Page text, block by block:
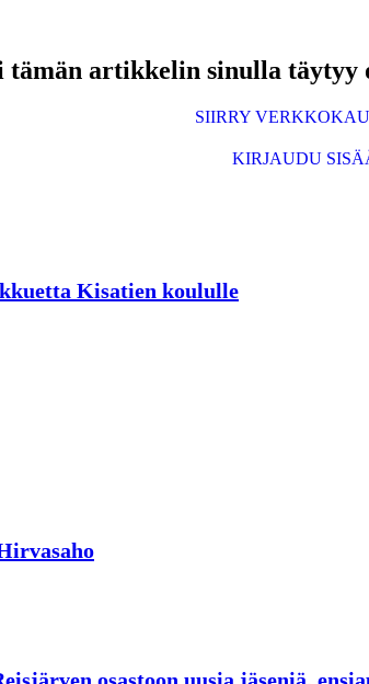
tämän artikkelin sinulla täytyy
SIIRRY
KIRJAUDU
Kisatien koululle